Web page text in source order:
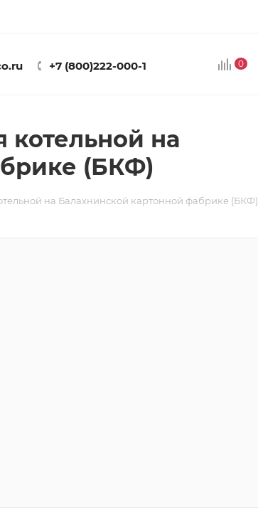
+7 (800)222-000-1 0
котельной на
(БКФ)
на Балахнинской картонной фабрике (БКФ)